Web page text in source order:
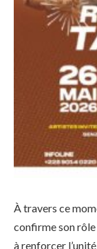
À travers ce
confirme son
à renforcer